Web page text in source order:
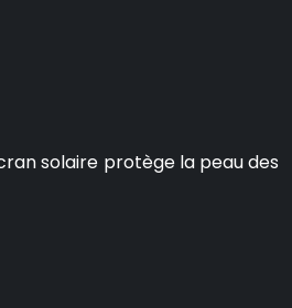
solaire protège la peau des